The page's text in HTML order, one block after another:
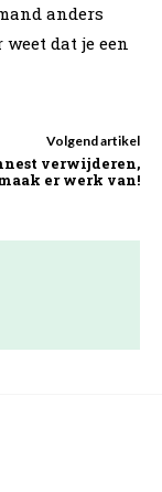
anders
dat je een
Volgend artikel
verwijderen,
er werk van!